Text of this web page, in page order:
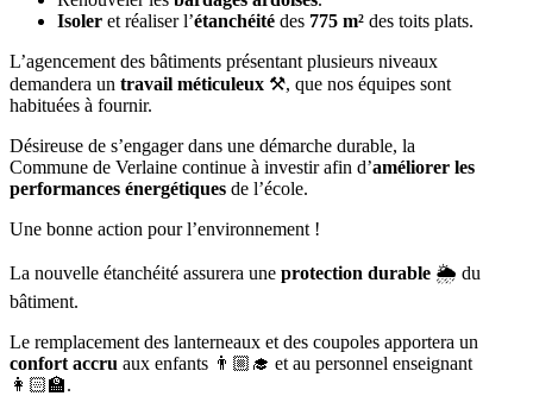
Isoler et réaliser l’étanchéité des 775 m² des toits plats.
L’agencement des bâtiments présentant plusieurs niveaux
demandera un travail méticuleux ⚒️, que nos équipes sont
habituées à fournir.
Désireuse de s’engager dans une démarche durable, la
Commune de Verlaine continue à investir afin d’améliorer les
performances énergétiques de l’école.
Une bonne action pour l’environnement !
La nouvelle étanchéité assurera une protection durable 🌦️ du
bâtiment.
Le remplacement des lanterneaux et des coupoles apportera un
confort accru aux enfants 👨🏼‍🎓 et au personnel enseignant
👩🏻‍🏫.